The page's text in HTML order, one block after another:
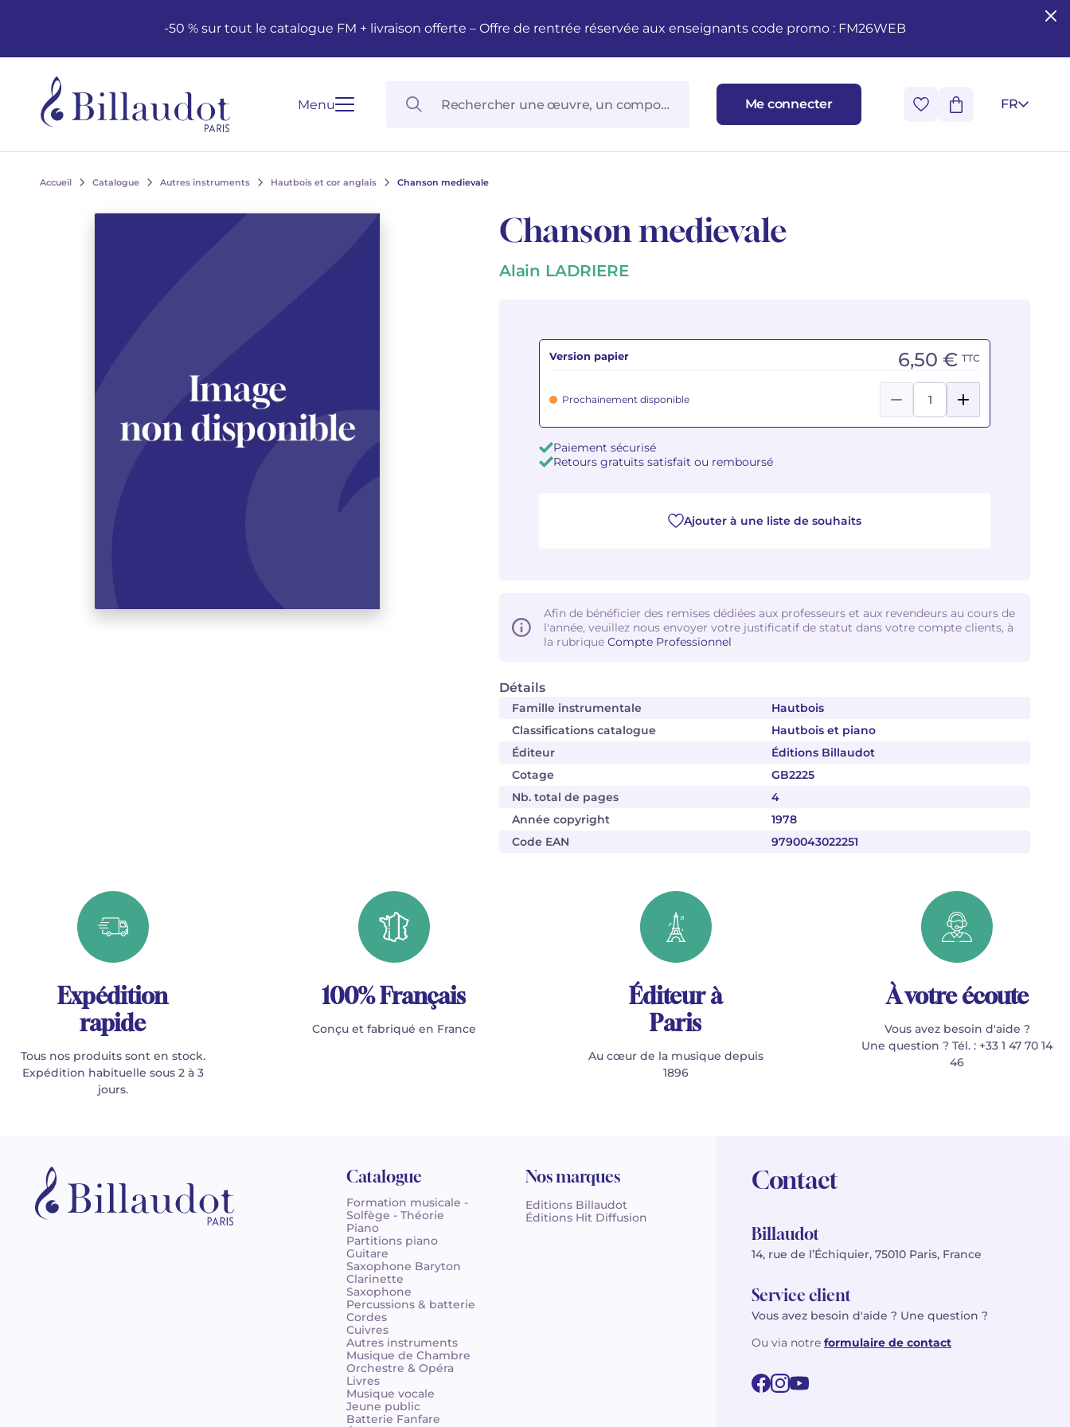
-50 % sur tout le catalogue FM + livraison offerte – Offre de rentrée réservée aux enseignants code promo : FM26WEB
Menu Me connecter FR
Accueil Catalogue Autres instruments Hautbois et cor anglais Chanson medievale
Chanson medievale
Alain LADRIERE
Détails
Famille instrumentale
Hautbois
Classifications catalogue
Hautbois et piano
Éditeur
Éditions Billaudot
Cotage
GB2225
Nb. total de pages
4
Année copyright
1978
Code EAN
9790043022251
Version papier 6,50 € TTC
Prochainement disponible
Paiement sécurisé
Retours gratuits satisfait ou remboursé
Ajouter à une liste de souhaits
Afin de bénéficier des remises dédiées aux professeurs et aux revendeurs au cours de
l'année, veuillez nous envoyer votre justificatif de statut dans votre compte clients, à
la rubrique Compte Professionnel
Expédition
rapide
Tous nos produits sont en stock.
Expédition habituelle sous 2 à 3
jours.
100% Français
Conçu et fabriqué en France
Éditeur à
Paris
Au cœur de la musique depuis
1896
À votre écoute
Vous avez besoin d'aide ?
Une question ? Tél. : +33 1 47 70 14
46
Catalogue
Formation musicale -
Solfège - Théorie
Piano
Partitions piano
Guitare
Saxophone Baryton
Clarinette
Saxophone
Percussions & batterie
Cordes
Cuivres
Autres instruments
Musique de Chambre
Orchestre & Opéra
Livres
Musique vocale
Jeune public
Batterie Fanfare
Nos marques
Editions Billaudot
Éditions Hit Diffusion
Contact
Billaudot
14, rue de l’Échiquier, 75010 Paris, France
Service client
Vous avez besoin d'aide ? Une question ?
Ou via notre formulaire de contact